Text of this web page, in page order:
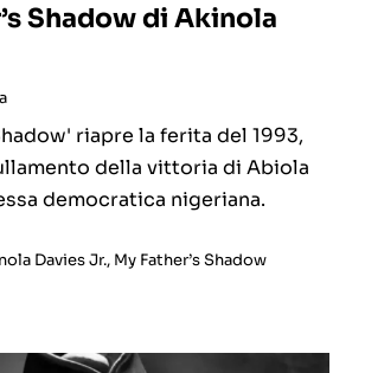
Shadow di Akinola
riapre la ferita del 1993,
della vittoria di Abiola
democratica nigeriana.
Davies Jr., My Father’s Shadow